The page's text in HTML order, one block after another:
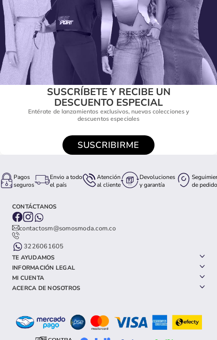
SUSCRÍBETE Y RECIBE UN
DESCUENTO ESPECIAL
Entérate de lanzamientos exclusivos, nuevas colecciones y
descuentos especiales
SUSCRIBIRME
Pagos
seguros
Envio a todo
el país
Atención
al cliente
Devoluciones
y garantía
de pedido
CONTÁCTANOS
contactosm@somosmoda.com.co
3226061605
TE AYUDAMOS
INFORMACIÓN LEGAL
MI CUENTA
ACERCA DE NOSOTROS